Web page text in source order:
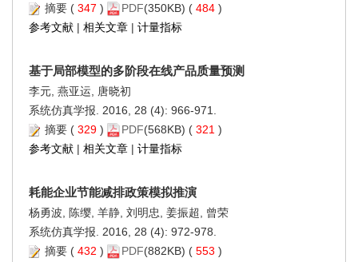
摘要 ( 347 ) PDF(350KB) ( 484 )
参考文献 | 相关文章 | 计量指标
基于局部模型的多阶段在线产品质量预测
李元, 燕亚运, 唐晓初
系统仿真学报. 2016, 28 (4): 966-971.
摘要 ( 329 ) PDF(568KB) ( 321 )
参考文献 | 相关文章 | 计量指标
耗能企业节能减排政策模拟推演
杨勇波, 陈缨, 羊静, 刘明忠, 姜振超, 曾荣
系统仿真学报. 2016, 28 (4): 972-978.
摘要 ( 432 ) PDF(882KB) ( 553 )